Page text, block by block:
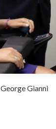
George Gianni